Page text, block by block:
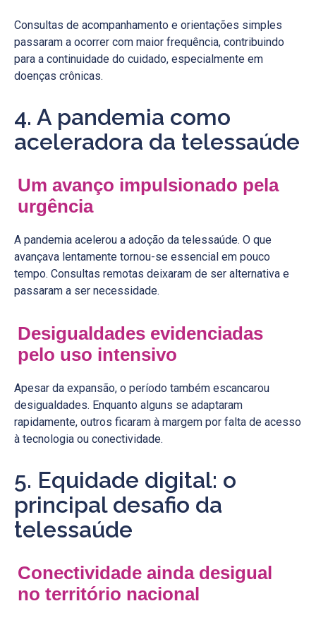
Consultas de acompanhamento e orientações simples
passaram a ocorrer com maior frequência, contribuindo
para a continuidade do cuidado, especialmente em
doenças crônicas.
4. A pandemia como
aceleradora da telessaúde
Um avanço impulsionado pela
urgência
A pandemia acelerou a adoção da telessaúde. O que
avançava lentamente tornou-se essencial em pouco
tempo. Consultas remotas deixaram de ser alternativa e
passaram a ser necessidade.
Desigualdades evidenciadas
pelo uso intensivo
Apesar da expansão, o período também escancarou
desigualdades. Enquanto alguns se adaptaram
rapidamente, outros ficaram à margem por falta de acesso
à tecnologia ou conectividade.
5. Equidade digital: o
principal desafio da
telessaúde
Conectividade ainda desigual
no território nacional